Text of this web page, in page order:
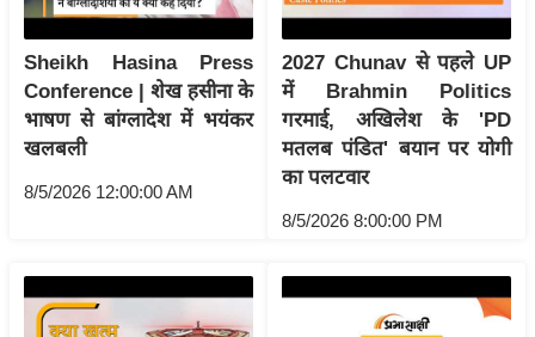
ज
ब्री
फ
म
नो
ज
ग
Sheikh Hasina Press
Conference | शेख हसीना के
भाषण से बांग्लादेश में भयंकर
खलबली
8/5/2026 12:00:00 AM
2027 Chunav से पहले UP
में Brahmin Politics
गरमाई, अखिलेश के 'PD
मतलब पंडित' बयान पर योगी
का पलटवार
8/5/2026 8:00:00 PM